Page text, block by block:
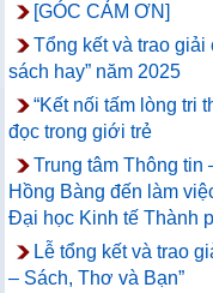
[GÓC CẢM ƠN]
Tổng kết và trao giải
sách hay” năm 2025
“Kết nối tấm lòng tri
đọc trong giới trẻ
Trung tâm Thông
Hồng Bàng đến làm
Đại học Kinh tế Thành
Lễ tổng kết và trao
– Sách, Thơ và Bạn”